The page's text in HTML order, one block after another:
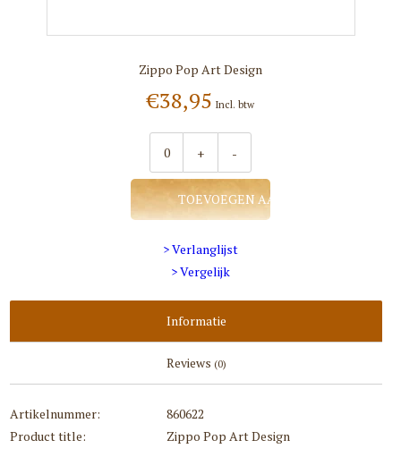
Zippo Pop Art Design
€38,95 Incl. btw
+ -
TOEVOEGEN AAN WINKELWAGEN
> Verlanglijst
> Vergelijk
Informatie
Reviews (0)
Artikelnummer:
860622
Product title:
Zippo Pop Art Design